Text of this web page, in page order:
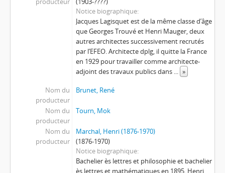
[Pièce] Annuel 1968
[Pièce] Annuel 1969
[Sous-série] 1970
[Pièce] Annuel 1971
[Pièce] Annuel 1972-1973
[Série] Journaux de fouilles
[Série] Travaux
[Série] Documents scientifiques
[Série] Documents graphiques.
[Sous-fonds] Dépôt de la Conservation d’Angkor
Notice biographique
Jacques Lagisquet est de la même classe d’âge
que Georges Trouvé et Henri Mauger, deux
autres architectes successivement recrutés
par l’EFEO. Architecte dplg, il quitte la France
en 1929 pour travailler comme architecte-
adjoint des travaux publics dans ... »
Nom du
producteur
Brunet, René
Nom du
producteur
Tourn, Mok
Nom du
producteur
Marchal, Henri (1876-1970)
(1876-1970)
Notice biographique
Bachelier ès lettres et philosophie et bachelier